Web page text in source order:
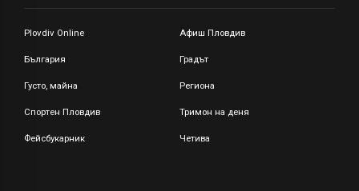
Plovdiv Online Афиш Пловдив
България Градът
Густо, майна Региона
Спортен Пловдив Тримон на деня
Фейсбукарник Четива